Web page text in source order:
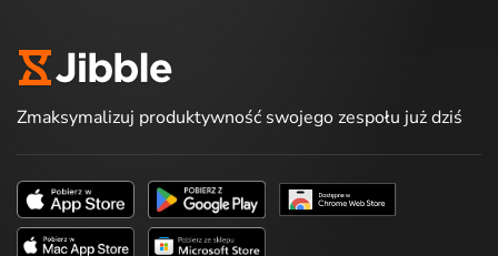
Zmaksymalizuj produktywność swojego zespołu już dziś